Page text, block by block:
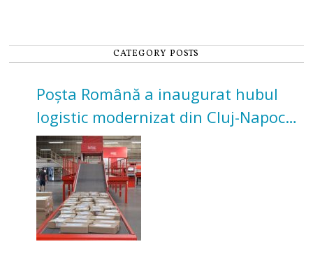
CATEGORY POSTS
Poșta Română a inaugurat hubul
logistic modernizat din Cluj-Napoca.
Investiție de 3 milioane de euro